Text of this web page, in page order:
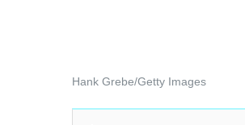
Hank Grebe/Getty Images